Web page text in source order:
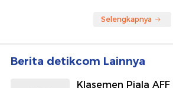
Selengkapnya
Berita detikcom Lainnya
Klasemen Piala